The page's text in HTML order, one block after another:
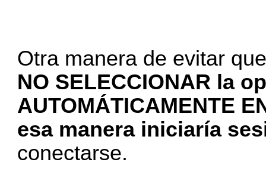
Otra manera de evitar
NO SELECCIONAR la
AUTOMÁTICAMENTE
esa manera iniciaría
conectarse.